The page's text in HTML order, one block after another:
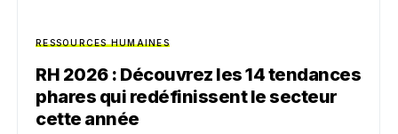
RESSOURCES HUMAINES
RH 2026 : Découvrez les 14 tendances
phares qui redéfinissent le secteur
cette année